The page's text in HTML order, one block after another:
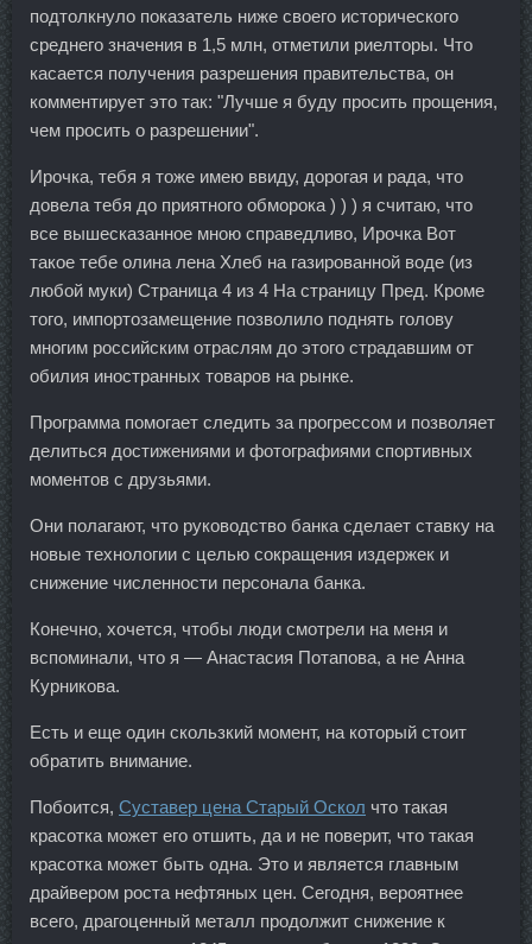
подтолкнуло показатель ниже своего исторического
среднего значения в 1,5 млн, отметили риелторы. Что
касается получения разрешения правительства, он
комментирует это так: "Лучше я буду просить прощения,
чем просить о разрешении".
Ирочка, тебя я тоже имею ввиду, дорогая и рада, что
довела тебя до приятного обморока ) ) ) я считаю, что
все вышесказанное мною справедливо, Ирочка Вот
такое тебе олина лена Хлеб на газированной воде (из
любой муки) Страница 4 из 4 На страницу Пред. Кроме
того, импортозамещение позволило поднять голову
многим российским отраслям до этого страдавшим от
обилия иностранных товаров на рынке.
Программа помогает следить за прогрессом и позволяет
делиться достижениями и фотографиями спортивных
моментов с друзьями.
Они полагают, что руководство банка сделает ставку на
новые технологии с целью сокращения издержек и
снижение численности персонала банка.
Конечно, хочется, чтобы люди смотрели на меня и
вспоминали, что я — Анастасия Потапова, а не Анна
Курникова.
Есть и еще один скользкий момент, на который стоит
обратить внимание.
Побоится, Суставер цена Старый Оскол что такая
красотка может его отшить, да и не поверит, что такая
красотка может быть одна. Это и является главным
драйвером роста нефтяных цен. Сегодня, вероятнее
всего, драгоценный металл продолжит снижение к